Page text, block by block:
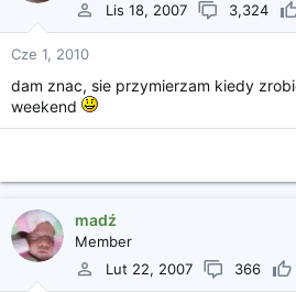
Lis 18, 2007
3,324
Cze 1, 2010
dam znac, sie przymierzam kiedy
weekend
madź
Member
Lut 22, 2007
366